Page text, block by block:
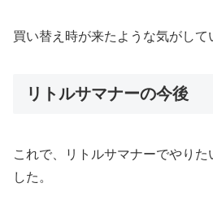
買い替え時が来たような気がして
リトルサマナーの今後
これで、リトルサマナーでやりた
した。